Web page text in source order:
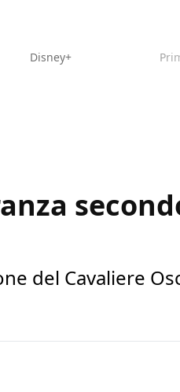
Disney+
del Cavaliere